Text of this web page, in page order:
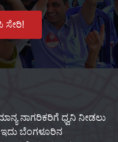
ನಾಗರಿಕರಿಗೆ ಧ್ವನಿ ನೀಡಲು
ಬೆಂಗಳೂರಿನ